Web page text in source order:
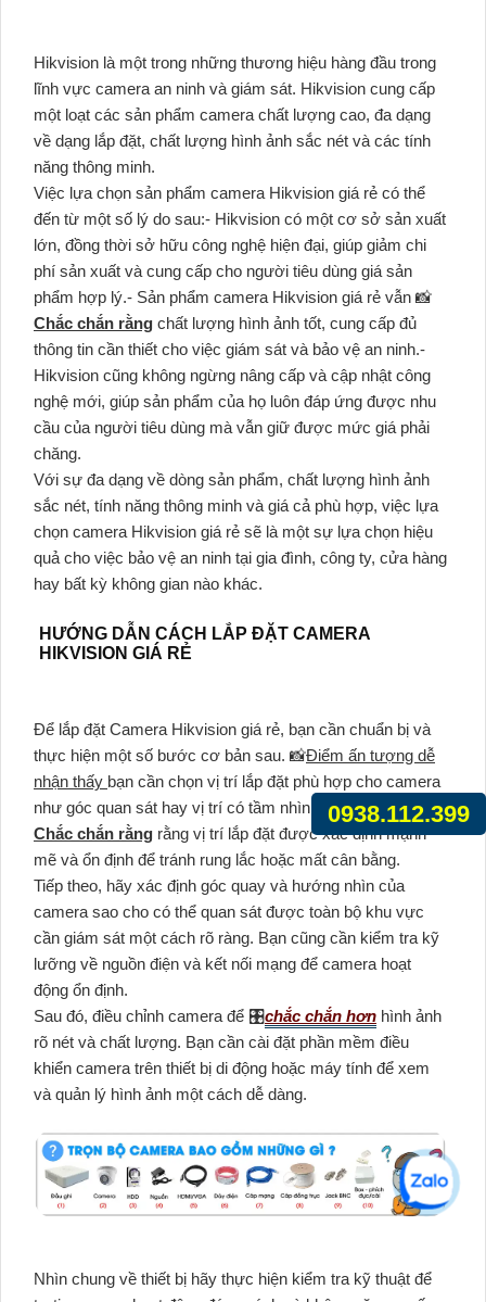
Hikvision là một trong những thương hiệu hàng đầu trong
lĩnh vực camera an ninh và giám sát. Hikvision cung cấp
một loạt các sản phẩm camera chất lượng cao, đa dạng
về dạng lắp đặt, chất lượng hình ảnh sắc nét và các tính
năng thông minh.
Việc lựa chọn sản phẩm camera Hikvision giá rẻ có thể
đến từ một số lý do sau:- Hikvision có một cơ sở sản xuất
lớn, đồng thời sở hữu công nghệ hiện đại, giúp giảm chi
phí sản xuất và cung cấp cho người tiêu dùng giá sản
phẩm hợp lý.- Sản phẩm camera Hikvision giá rẻ vẫn 📸
Chắc chắn rằng chất lượng hình ảnh tốt, cung cấp đủ
thông tin cần thiết cho việc giám sát và bảo vệ an ninh.-
Hikvision cũng không ngừng nâng cấp và cập nhật công
nghệ mới, giúp sản phẩm của họ luôn đáp ứng được nhu
cầu của người tiêu dùng mà vẫn giữ được mức giá phải
chăng.
Với sự đa dạng về dòng sản phẩm, chất lượng hình ảnh
sắc nét, tính năng thông minh và giá cả phù hợp, việc lựa
chọn camera Hikvision giá rẻ sẽ là một sự lựa chọn hiệu
quả cho việc bảo vệ an ninh tại gia đình, công ty, cửa hàng
hay bất kỳ không gian nào khác.
HƯỚNG DẪN CÁCH LẮP ĐẶT CAMERA
HIKVISION GIÁ RẺ
Để lắp đặt Camera Hikvision giá rẻ, bạn cần chuẩn bị và
thực hiện một số bước cơ bản sau. 📸Điểm ấn tượng dễ
nhận thấy bạn cần chọn vị trí lắp đặt phù hợp cho camera
như góc quan sát hay vị trí có tầm nhìn rộng. Sau đó, 📸
Chắc chắn rằng rằng vị trí lắp đặt được xác định mạnh
mẽ và ổn định để tránh rung lắc hoặc mất cân bằng.
Tiếp theo, hãy xác định góc quay và hướng nhìn của
camera sao cho có thể quan sát được toàn bộ khu vực
cần giám sát một cách rõ ràng. Bạn cũng cần kiểm tra kỹ
lưỡng về nguồn điện và kết nối mạng để camera hoạt
động ổn định.
Sau đó, điều chỉnh camera để 🎛chắc chắn hơn hình ảnh
rõ nét và chất lượng. Bạn cần cài đặt phần mềm điều
khiển camera trên thiết bị di động hoặc máy tính để xem
và quản lý hình ảnh một cách dễ dàng.
Nhìn chung về thiết bị hãy thực hiện kiểm tra kỹ thuật để
0938.112.399